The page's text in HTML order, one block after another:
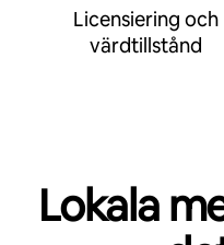
Licensiering och
värdtillstånd
Lokala